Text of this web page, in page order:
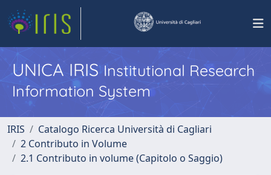
UNICA IRISInstitutional Research
Information System
IRIS
Catalogo Ricerca Università di Cagliari
2 Contributo in Volume
2.1 Contributo in volume (Capitolo o Saggio)